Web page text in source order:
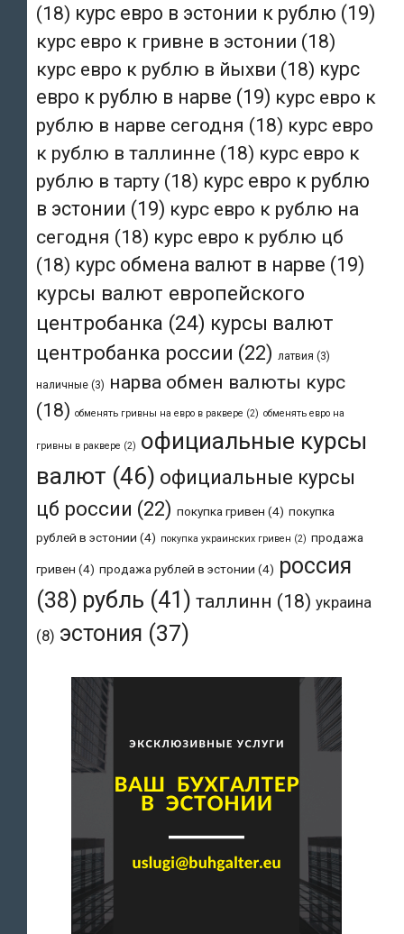
(18) курс евро в эстонии к рублю (19)
курс евро к гривне в эстонии (18)
курс евро к рублю в йыхви (18) курс
евро к рублю в нарве (19) курс евро к
рублю в нарве сегодня (18) курс евро
к рублю в таллинне (18) курс евро к
рублю в тарту (18) курс евро к рублю
в эстонии (19) курс евро к рублю на
сегодня (18) курс евро к рублю цб
(18) курс обмена валют в нарве (19)
курсы валют европейского
центробанка (24) курсы валют
центробанка россии (22) латвия (3)
наличные (3) нарва обмен валюты курс
(18) обменять гривны на евро в раквере (2) обменять евро на
гривны в раквере (2) официальные курсы
валют (46) официальные курсы
цб россии (22) покупка гривен (4) покупка
рублей в эстонии (4) покупка украинских гривен (2) продажа
гривен (4) продажа рублей в эстонии (4) россия
(38) рубль (41) таллинн (18) украина
(8) эстония (37)